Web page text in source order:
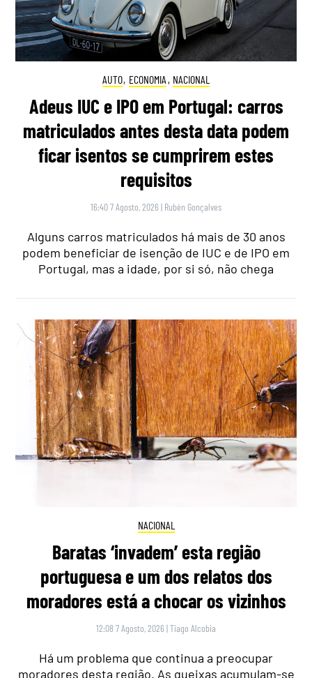
AUTO, ECONOMIA , NACIONAL
Adeus IUC e IPO em Portugal: carros
matriculados antes desta data podem
ficar isentos se cumprirem estes
requisitos
16:40 7 Agosto, 2026 | Rubén Gonçalves
Alguns carros matriculados há mais de 30 anos
podem beneficiar de isenção de IUC e de IPO em
Portugal, mas a idade, por si só, não chega
NACIONAL
Baratas ‘invadem’ esta região
portuguesa e um dos relatos dos
moradores está a chocar os vizinhos
12:08 7 Agosto, 2026 |Tiago Alcobia
Há um problema que continua a preocupar
moradores desta região. As queixas acumulam-se